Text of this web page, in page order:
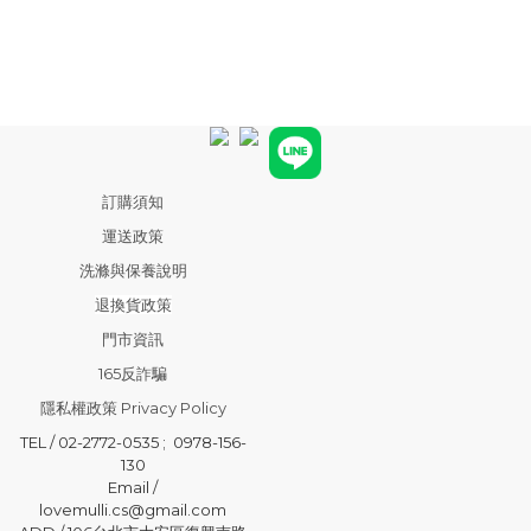
訂購須知
運送政策
洗滌與保養說明
退換貨政策
門市資訊
165反詐騙
隱私權政策 Privacy Policy
TEL / 02-2772-0535 ; 0978-156-
130
Email /
lovemulli.cs@gmail.com